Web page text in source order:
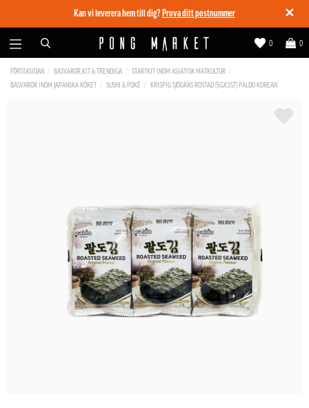
✕
Kan vi leverera hem till dig? Prova ditt postnummer
0
0
FÖRSTASIDAN BASVAROR,KIT & TRENDIGA
STARTKIT INOM ASIATISK MATKULTUR
BASVAROR INOM JAPANSKA KÖKET
SUSHI & POKÉ KRISPIG SJÖGRÄS ROSTAD (5GX3ST) PALDO KOREAN